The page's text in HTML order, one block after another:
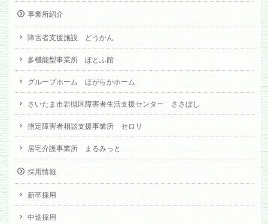
事業所紹介
障害者支援施設 どうかん
多機能型事業所 ぽとふ館
グループホーム ほがらかホーム
さいたま市岩槻区障害者生活支援センター ささぼし
指定障害者相談支援事業所 セロリ
居宅介護事業所 まるみっと
採用情報
新卒採用
中途採用